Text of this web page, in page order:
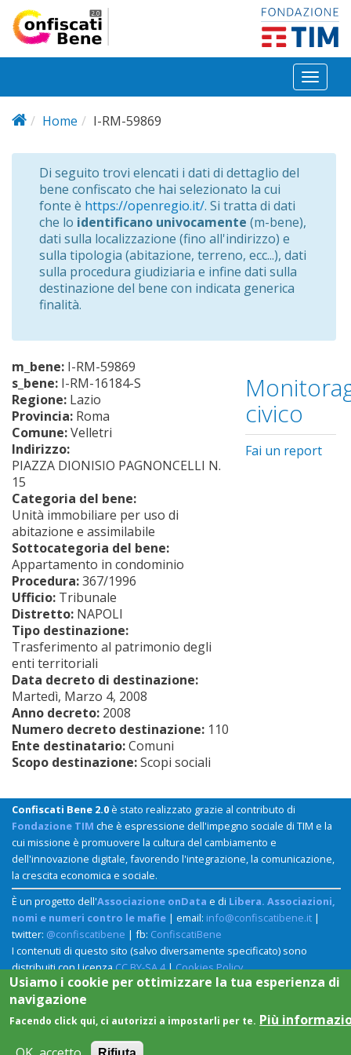
Salta al contenuto principale
Toggle
Home
I-RM-59869
Di seguito trovi elencati i dati di dettaglio del
bene confiscato che hai selezionato la cui
fonte è https://openregio.it/. Si tratta di dati
che lo identificano univocamente (m-bene),
dati sulla localizzazione (fino all'indirizzo) e
sulla tipologia (abitazione, terreno, ecc...), dati
sulla procedura giudiziaria e infine dati sulla
destinazione del bene con indicata generica
finalità.
m_bene: I-RM-59869
s_bene: I-RM-16184-S
Regione: Lazio
Provincia: Roma
Comune:Velletri
Indirizzo:
PIAZZA DIONISIO PAGNONCELLI N.
15
Categoria del bene:
Unità immobiliare per uso di
abitazione e assimilabile
Sottocategoria del bene:
Appartamento in condominio
Procedura:367/1996
Ufficio: Tribunale
Distretto: NAPOLI
Tipo destinazione:
Trasferimento al patrimonio degli
enti territoriali
Data decreto di destinazione:
Martedì, Marzo 4, 2008
Anno decreto: 2008
Numero decreto destinazione: 110
Ente destinatario:Comuni
Scopo destinazione:Scopi sociali
civico
Fai un report
Confiscati Bene 2.0è stato realizzato grazie al contributo di
Fondazione TIM che è espressione dell'impegno sociale di TIM e la
cui missione è promuovere la cultura del cambiamento e
dell'innovazione digitale, favorendo l'integrazione, la comunicazione,
la crescita economica e sociale.
È un progetto dell'Associazione onData e di Libera. Associazioni,
nomi e numeri contro le mafie | email: info@confiscatibene.it |
twitter: @confiscatibene | fb: ConfiscatiBene
I contenuti di questo sito (salvo diversamente specificato) sono
distribuiti con LicenzaCC BY-SA 4|Cookies Policy
Usiamo i cookie per ottimizzare la tua esperienza di
navigazione
Facendo click qui, ci autorizzi a impostarli per te. Più